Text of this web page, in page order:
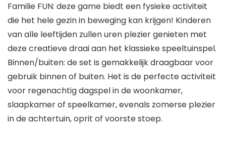
Familie FUN: deze game biedt een fysieke activiteit
die het hele gezin in beweging kan krijgen! Kinderen
van alle leeftijden zullen uren plezier genieten met
deze creatieve draai aan het klassieke speeltuinspel.
Binnen/buiten: de set is gemakkelijk draagbaar voor
gebruik binnen of buiten. Het is de perfecte activiteit
voor regenachtig dagspel in de woonkamer,
slaapkamer of speelkamer, evenals zomerse plezier
in de achtertuin, oprit of voorste stoep.